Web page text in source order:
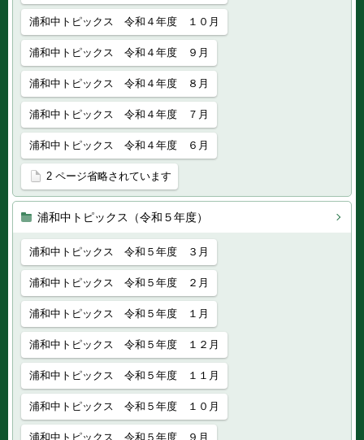
浦和中トピックス 令和４年度 １０月
浦和中トピックス 令和４年度 ９月
浦和中トピックス 令和４年度 ８月
浦和中トピックス 令和４年度 ７月
浦和中トピックス 令和４年度 ６月
2 ページ省略されています
浦和中トピックス（令和５年度）
浦和中トピックス 令和５年度 ３月
浦和中トピックス 令和５年度 ２月
浦和中トピックス 令和５年度 １月
浦和中トピックス 令和５年度 １２月
浦和中トピックス 令和５年度 １１月
浦和中トピックス 令和５年度 １０月
浦和中トピックス 令和５年度 ９月